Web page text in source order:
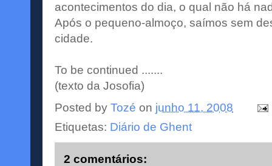
acontecimentos do dia, o qual não há
Após o pequeno-almoço, saímos sem
cidade.
To be continued .......
(texto da Josofia)
Posted by Tozé on junho 11, 2008
Etiquetas: Diário de Ghent
2 comentários: